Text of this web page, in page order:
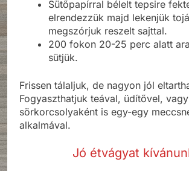
Sütőpapírral bélelt tepsire
elrendezzük majd lekenjük
megszórjuk reszelt sajttal.
200 fokon 20-25 perc alatt
sütjük.
Frissen tálaljuk, de nagyon jól
Fogyaszthatjuk teával, üdítővel, vagy
sörkorcsolyaként is egy-egy
alkalmával.
Jó étvágyat